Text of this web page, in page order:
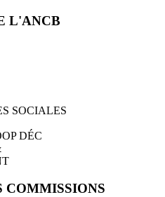
L'ANCB
SOCIALES
DÉC
COMMISSIONS